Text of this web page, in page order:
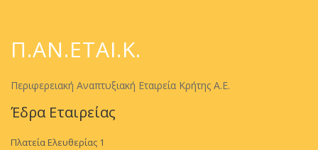
Π.ΑΝ.ΕΤΑΙ.Κ.
Περιφερειακή Αναπτυξιακή Εταιρεία Κρήτης Α.Ε.
Έδρα Εταιρείας
Πλατεία Ελευθερίας 1